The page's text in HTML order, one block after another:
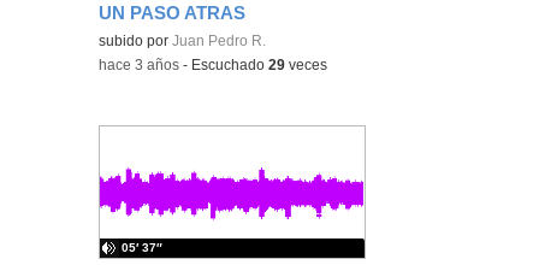
UN PASO ATRAS
Contenido educativo.
subido porJuan Pedro R.
-hace 3 años - Escuchado29 veces
05′ 37″